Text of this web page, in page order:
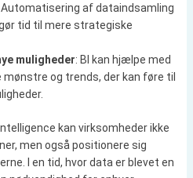
Automatisering af dataindsamling
tid til mere strategiske
muligheder: BI kan hjælpe med
og trends, der kan føre til
kan virksomheder ikke
men også positionere sig
I en tid, hvor data er blevet en